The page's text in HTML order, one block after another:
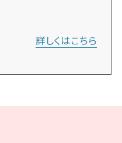
詳しくはこちら